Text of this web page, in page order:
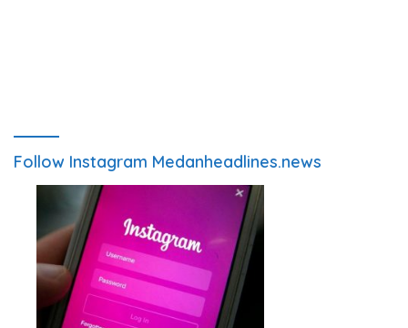
Follow Instagram Medanheadlines.news